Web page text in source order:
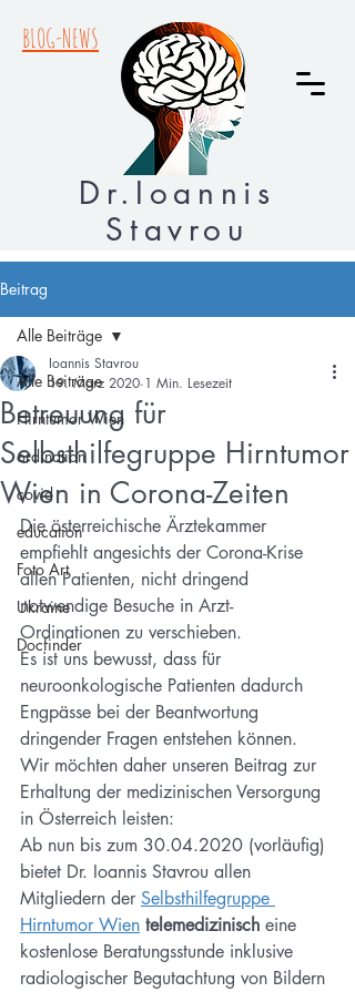
BLOG-NEWS
Dr.Ioannis
Stavrou
Beitrag
Alle Beiträge
Hirntumor Wien
ordination
covid
education
Foto Art
Ukraine
Docfinder
Alle Beiträge
Betreuung für
Selbsthilfegruppe Hirntumor
Wien in Corona-Zeiten
Ioannis Stavrou
19. März 2020 1 Min. Lesezeit
Die österreichische Ärztekammer
empfiehlt angesichts der Corona-Krise
allen Patienten, nicht dringend
notwendige Besuche in Arzt-
Ordinationen zu verschieben.
Es ist uns bewusst, dass für
neuroonkologische Patienten dadurch
Engpässe bei der Beantwortung
dringender Fragen entstehen können.
Wir möchten daher unseren Beitrag zur
Erhaltung der medizinischen Versorgung
in Österreich leisten:
Ab nun bis zum 30.04.2020 (vorläufig)
bietet Dr. Ioannis Stavrou allen
Mitgliedern der Selbsthilfegruppe
Hirntumor Wien telemedizinisch eine
kostenlose Beratungsstunde inklusive
radiologischer Begutachtung von Bildern